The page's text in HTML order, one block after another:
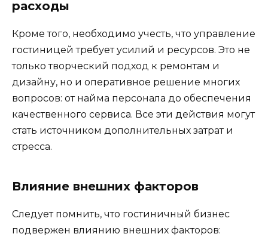
расходы
Кроме того, необходимо учесть, что управление
гостиницей требует усилий и ресурсов. Это не
только творческий подход к ремонтам и
дизайну, но и оперативное решение многих
вопросов: от найма персонала до обеспечения
качественного сервиса. Все эти действия могут
стать источником дополнительных затрат и
стресса.
Влияние внешних факторов
Следует помнить, что гостиничный бизнес
подвержен влиянию внешних факторов: